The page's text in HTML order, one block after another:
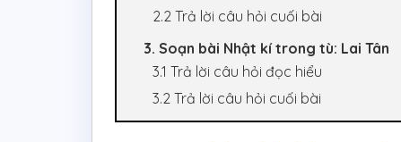
2.2 Trả lời câu hỏi cuối bài
3. Soạn bài Nhật kí trong tù: Lai Tân
3.1 Trả lời câu hỏi đọc hiểu
3.2 Trả lời câu hỏi cuối bài